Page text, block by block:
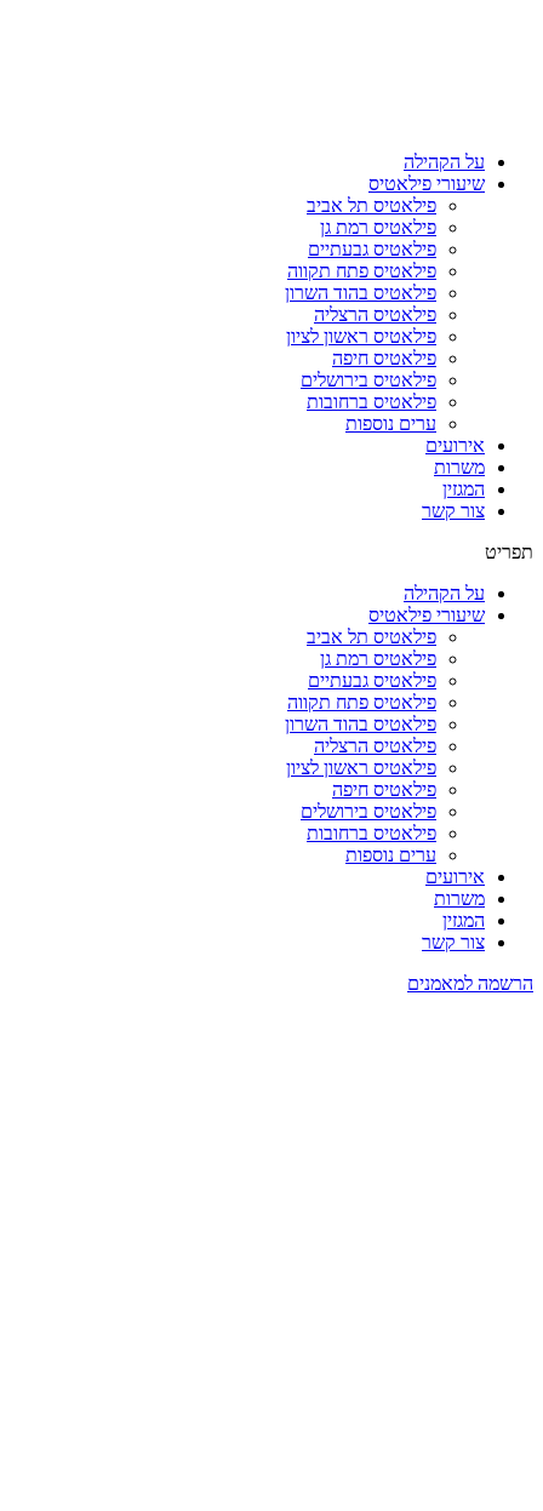
על הקהילה
שיעורי פילאטיס
פילאטיס תל אביב
פילאטיס רמת גן
פילאטיס גבעתיים
פילאטיס פתח תקווה
פילאטיס בהוד השרון
פילאטיס הרצליה
פילאטיס ראשון לציון
פילאטיס חיפה
פילאטיס בירושלים
פילאטיס ברחובות
ערים נוספות
אירועים
משרות
המגזין
צור קשר
תפריט
על הקהילה
שיעורי פילאטיס
פילאטיס תל אביב
פילאטיס רמת גן
פילאטיס גבעתיים
פילאטיס פתח תקווה
פילאטיס בהוד השרון
פילאטיס הרצליה
פילאטיס ראשון לציון
פילאטיס חיפה
פילאטיס בירושלים
פילאטיס ברחובות
ערים נוספות
אירועים
משרות
המגזין
צור קשר
הרשמה למאמנים